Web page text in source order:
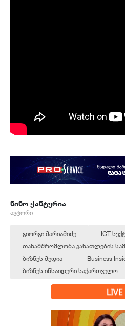
ნინო ჭანტურია
ავტორი
გიორგი მარიამიძე
ICT
თანამშრომლობა განათლების
ბიზნეს მედია
Business
ბიზნეს ინსაიდერი საქართველო
LIVE